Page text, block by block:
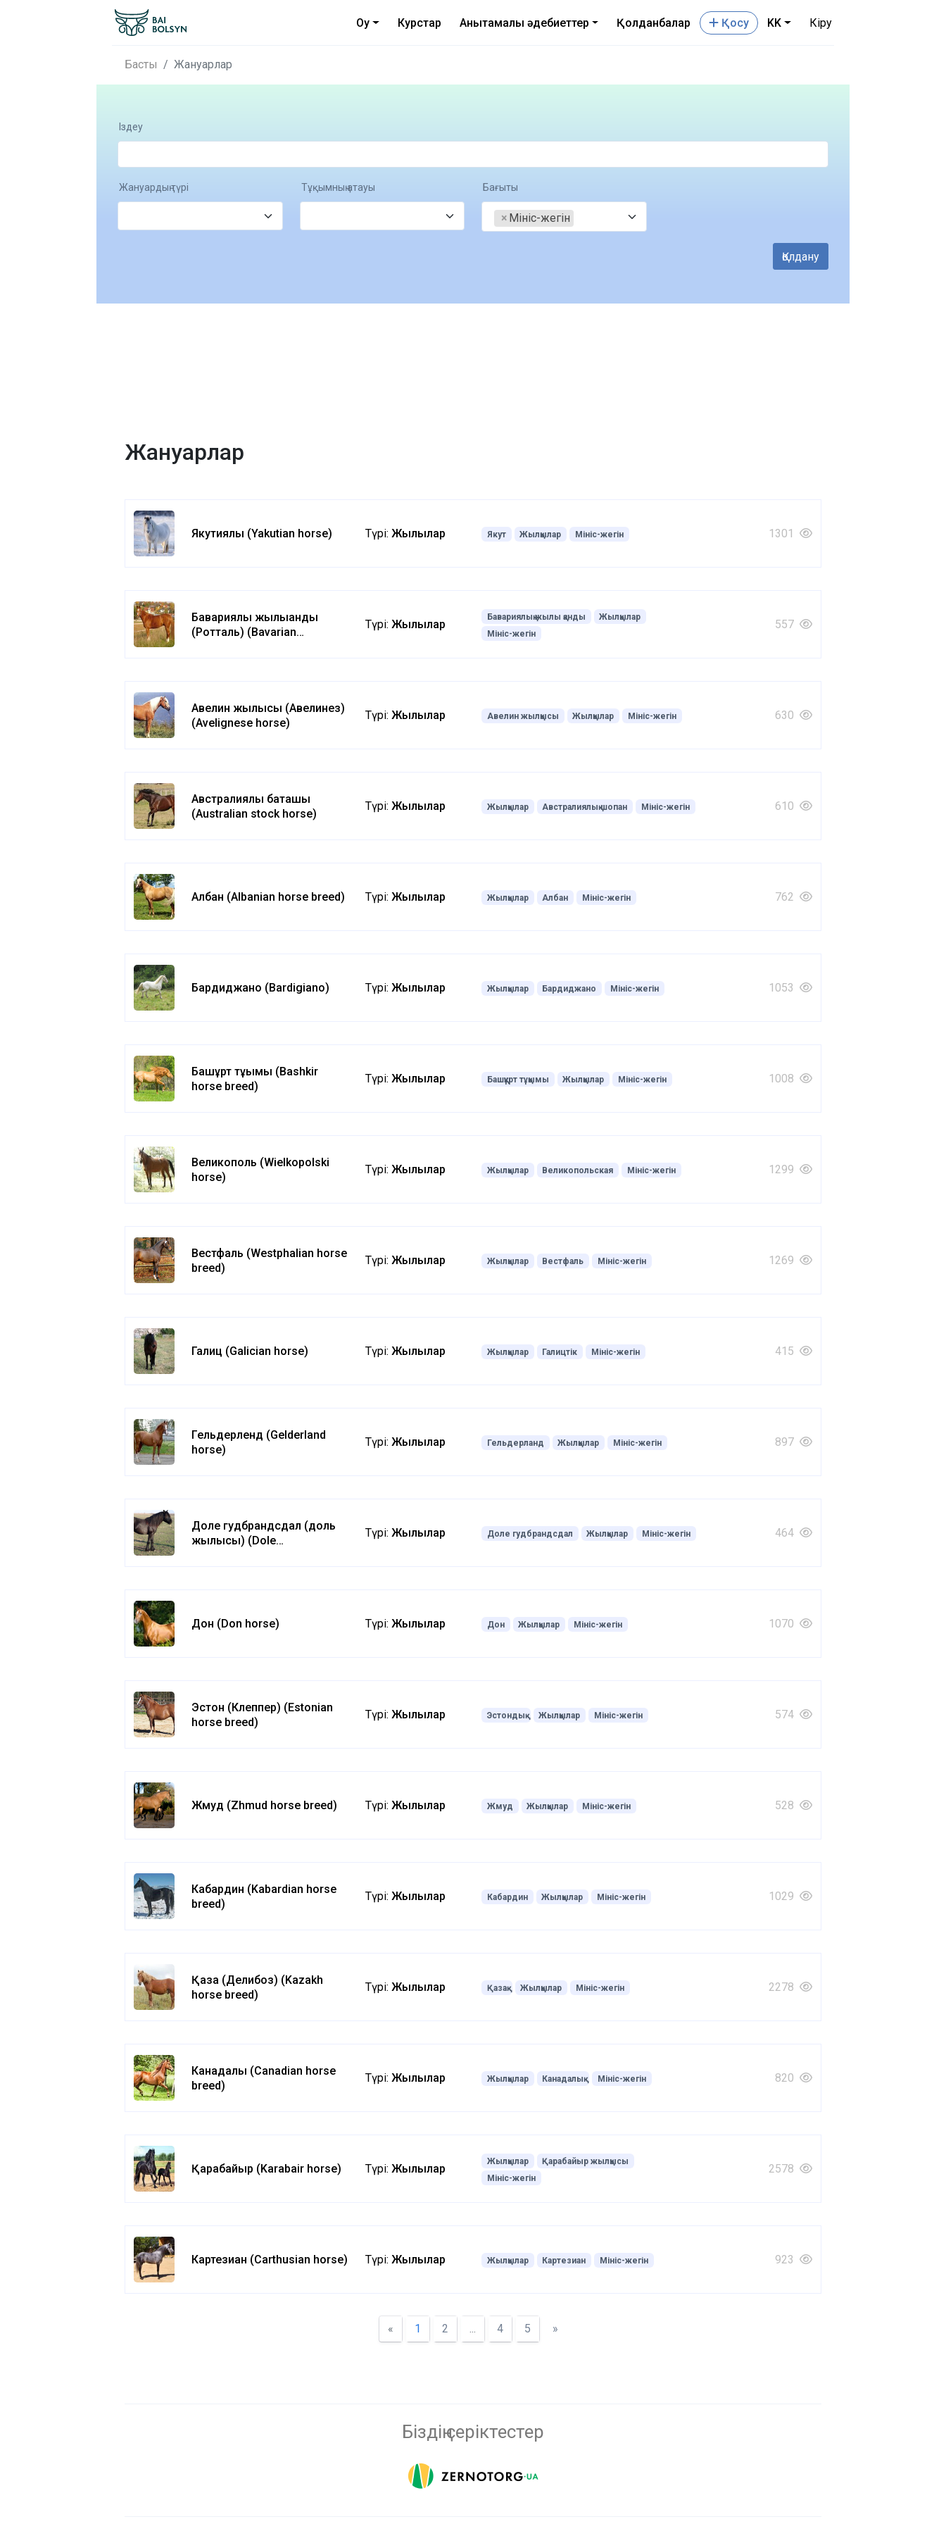
Оқу Курстар Анықтамалық әдебиеттер Қолданбалар Қосу KK Кіру
Басты Жануарлар
Іздеу
Жануардың түрі Тұқымның атауы Бағыты
× Мініс-жегін
Қолдану
Жануарлар
Якутиялық (Yakutian horse) Түрі: Жылқылар Якут Жылқылар Мініс-жегін 1301
Бавариялық жылықанды
(Ротталь) (Bavarian
Түрі: Жылқылар
Бавариялық жылы қанды
Жылқылар
Мініс-жегін
557
Авелин жылқысы (Авелинез)
(Avelignese horse)
Түрі: Жылқылар Авелин жылқысы Жылқылар Мініс-жегін 630
Австралиялық бақташы
(Australian stock horse)
Түрі: Жылқылар Жылқылар Австралиялық шопан Мініс-жегін 610
Албан (Albanian horse breed) Түрі: Жылқылар Жылқылар Албан Мініс-жегін 762
Бардиджано (Bardigiano) Түрі: Жылқылар Жылқылар Бардиджано Мініс-жегін 1053
Башқұрт тұқымы (Bashkir
horse breed)
Түрі: Жылқылар Башқұрт тұқымы Жылқылар Мініс-жегін 1008
Великополь (Wielkopolski
horse)
Түрі: Жылқылар Жылқылар Великопольская Мініс-жегін 1299
Вестфаль (Westphalian horse
breed)
Түрі: Жылқылар Жылқылар Вестфаль Мініс-жегін 1269
Галиц (Galician horse) Түрі: Жылқылар Жылқылар Галицтік Мініс-жегін 415
Гельдерленд (Gelderland
horse)
Түрі: Жылқылар Гельдерланд Жылқылар Мініс-жегін 897
Доле гудбрандсдал (доль
жылқысы) (Dole
Түрі: Жылқылар Доле гудбрандсдал Жылқылар Мініс-жегін 464
Дон (Don horse) Түрі: Жылқылар Дон Жылқылар Мініс-жегін 1070
Эстон (Клеппер) (Estonian
horse breed)
Түрі: Жылқылар Эстондық Жылқылар Мініс-жегін 574
Жмуд (Zhmud horse breed) Түрі: Жылқылар Жмуд Жылқылар Мініс-жегін 528
Кабардин (Kabardian horse
breed)
Түрі: Жылқылар Кабардин Жылқылар Мініс-жегін 1029
Қазақ (Делибоз) (Kazakh
horse breed)
Түрі: Жылқылар Қазақ Жылқылар Мініс-жегін 2278
Канадалық (Canadian horse
breed)
Түрі: Жылқылар Жылқылар Канадалық Мініс-жегін 820
Қарабайыр (Karabair horse) Түрі: Жылқылар
Жылқылар
Қарабайыр жылқысы
Мініс-жегін
2578
Картезиан (Carthusian horse) Түрі: Жылқылар Жылқылар Картезиан Мініс-жегін 923
« 1 2 ... 4 5 »
Біздің серіктестер